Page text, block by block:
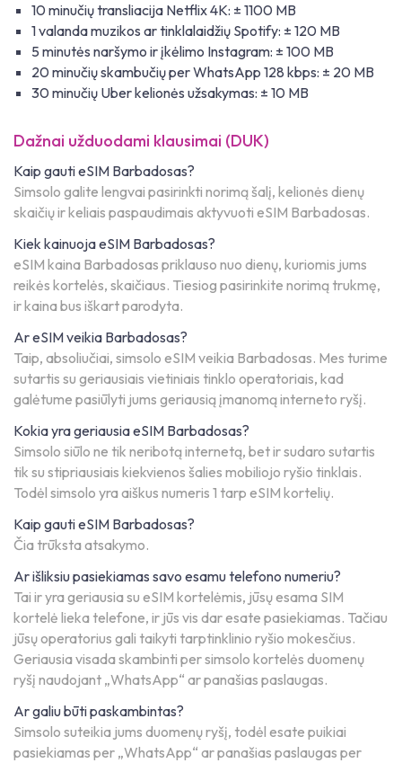
10 minučių transliacija Netflix 4K: ± 1100 MB
1 valanda muzikos ar tinklalaidžių Spotify: ± 120 MB
5 minutės naršymo ir įkėlimo Instagram: ± 100 MB
20 minučių skambučių per WhatsApp 128 kbps: ± 20 MB
30 minučių Uber kelionės užsakymas: ± 10 MB
Dažnai užduodami klausimai (DUK)
Kaip gauti eSIM Barbadosas?
Simsolo galite lengvai pasirinkti norimą šalį, kelionės dienų
skaičių ir keliais paspaudimais aktyvuoti eSIM Barbadosas.
Kiek kainuoja eSIM Barbadosas?
eSIM kaina Barbadosas priklauso nuo dienų, kuriomis jums
reikės kortelės, skaičiaus. Tiesiog pasirinkite norimą trukmę,
ir kaina bus iškart parodyta.
Ar eSIM veikia Barbadosas?
Taip, absoliučiai, simsolo eSIM veikia Barbadosas. Mes turime
sutartis su geriausiais vietiniais tinklo operatoriais, kad
galėtume pasiūlyti jums geriausią įmanomą interneto ryšį.
Kokia yra geriausia eSIM Barbadosas?
Simsolo siūlo ne tik neribotą internetą, bet ir sudaro sutartis
tik su stipriausiais kiekvienos šalies mobiliojo ryšio tinklais.
Todėl simsolo yra aiškus numeris 1 tarp eSIM kortelių.
Kaip gauti eSIM Barbadosas?
Čia trūksta atsakymo.
Ar išliksiu pasiekiamas savo esamu telefono numeriu?
Tai ir yra geriausia su eSIM kortelėmis, jūsų esama SIM
kortelė lieka telefone, ir jūs vis dar esate pasiekiamas. Tačiau
jūsų operatorius gali taikyti tarptinklinio ryšio mokesčius.
Geriausia visada skambinti per simsolo kortelės duomenų
ryšį naudojant „WhatsApp“ ar panašias paslaugas.
Ar galiu būti paskambintas?
Simsolo suteikia jums duomenų ryšį, todėl esate puikiai
pasiekiamas per „WhatsApp“ ar panašias paslaugas per